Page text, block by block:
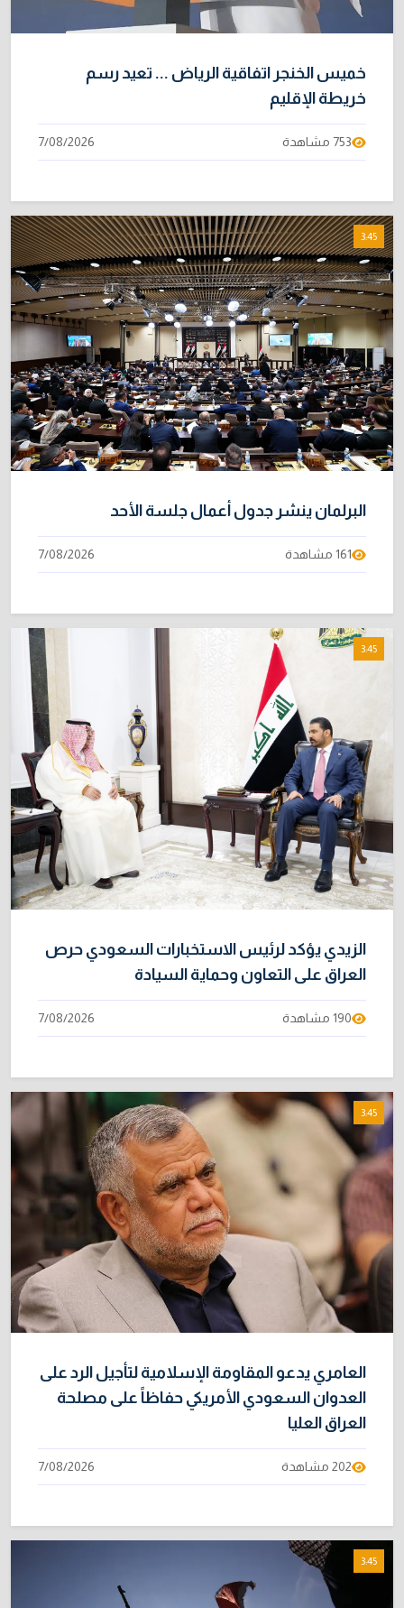
خميس الخنجر اتفاقية الرياض ... تعيد رسم
خريطة الإقليم
753 مشاهدة 7/08/2026
3:45
البرلمان ينشر جدول أعمال جلسة الأحد
161 مشاهدة 7/08/2026
3:45
الزيدي يؤكد لرئيس الاستخبارات السعودي حرص
العراق على التعاون وحماية السيادة
190 مشاهدة 7/08/2026
3:45
العامري يدعو المقاومة الإسلامية لتأجيل الرد على
العدوان السعودي الأمريكي حفاظاً على مصلحة
العراق العليا
202 مشاهدة 7/08/2026
3:45